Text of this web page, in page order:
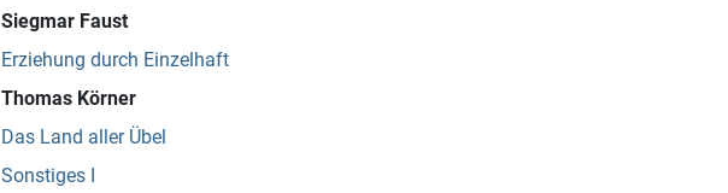
Siegmar Faust
Erziehung durch Einzelhaft
Thomas Körner
Das Land aller Übel
Sonstiges I